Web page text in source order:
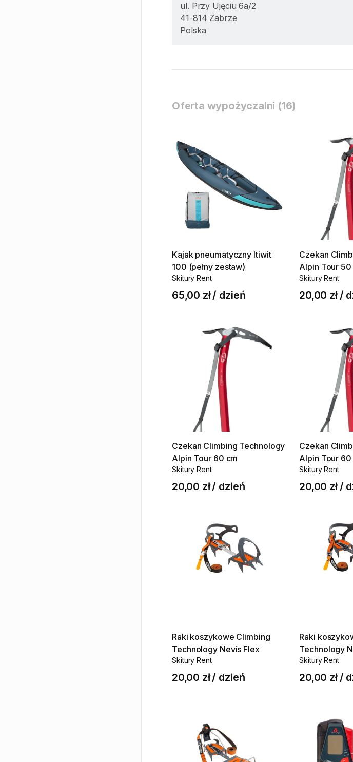
ul. Przy Ujęciu 6a/2
41-814 Zabrze
Polska
Oferta wypożyczalni (16)
Kajak pneumatyczny Itiwit
100 (pełny zestaw)
Skitury Rent
65,00 zł/ dzień
Czekan
Alpin Tour 50
Skitury Rent
20,00 zł /
Czekan Climbing Technology
Alpin Tour 60 cm
Skitury Rent
20,00 zł/ dzień
Czekan
Alpin Tour 60
Skitury Rent
20,00 zł /
Raki koszykowe Climbing
Technology Nevis Flex
Skitury Rent
20,00 zł/ dzień
Raki
Technology
Skitury Rent
20,00 zł /